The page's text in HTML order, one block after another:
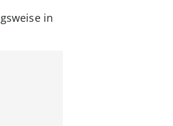
in